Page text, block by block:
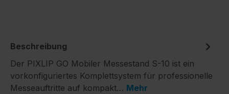
Beschreibung
Der PIXLIP GO Mobiler Messestand S-10 ist ein
vorkonfiguriertes Komplettsystem für professionelle
Messeauftritte auf kompakt… Mehr